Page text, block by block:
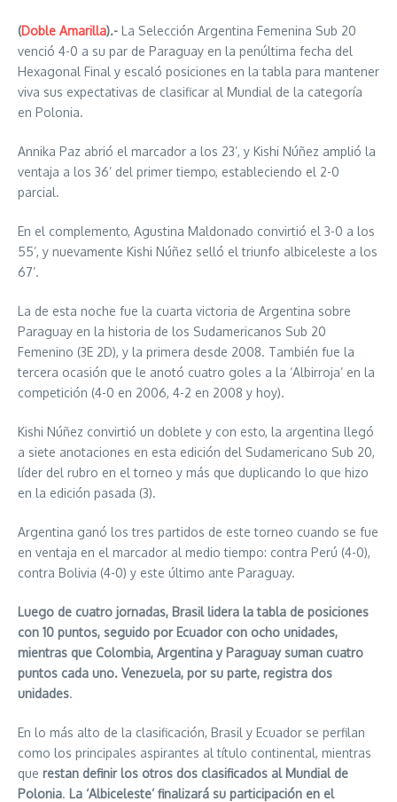
(Doble Amarilla).- La Selección Argentina Femenina Sub 20
venció 4-0 a su par de Paraguay en la penúltima fecha del
Hexagonal Final y escaló posiciones en la tabla para mantener
viva sus expectativas de clasificar al Mundial de la categoría
en Polonia.
Annika Paz abrió el marcador a los 23’, y Kishi Núñez amplió la
ventaja a los 36’ del primer tiempo, estableciendo el 2-0
parcial.
En el complemento, Agustina Maldonado convirtió el 3-0 a los
55’, y nuevamente Kishi Núñez selló el triunfo albiceleste a los
67’.
La de esta noche fue la cuarta victoria de Argentina sobre
Paraguay en la historia de los Sudamericanos Sub 20
Femenino (3E 2D), y la primera desde 2008. También fue la
tercera ocasión que le anotó cuatro goles a la ‘Albirroja’ en la
competición (4-0 en 2006, 4-2 en 2008 y hoy).
Kishi Núñez convirtió un doblete y con esto, la argentina llegó
a siete anotaciones en esta edición del Sudamericano Sub 20,
líder del rubro en el torneo y más que duplicando lo que hizo
en la edición pasada (3).
Argentina ganó los tres partidos de este torneo cuando se fue
en ventaja en el marcador al medio tiempo: contra Perú (4-0),
contra Bolivia (4-0) y este último ante Paraguay.
Luego de cuatro jornadas, Brasil lidera la tabla de posiciones
con 10 puntos, seguido por Ecuador con ocho unidades,
mientras que Colombia, Argentina y Paraguay suman cuatro
puntos cada uno. Venezuela, por su parte, registra dos
unidades.
En lo más alto de la clasificación, Brasil y Ecuador se perfilan
como los principales aspirantes al título continental, mientras
que restan definir los otros dos clasificados al Mundial de
Polonia. La ‘Albiceleste’ finalizará su participación en el